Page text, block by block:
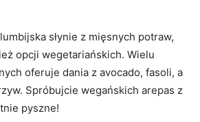
słynie ‌z ‍mięsnych potraw,
opcji wegetariańskich.‌ Wielu
oferuje dania z avocado, fasoli, a
​Spróbujcie ‌wegańskich arepas z
pyszne!